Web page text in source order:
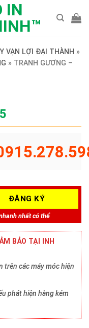
VẠN LỢI ĐẠI THÀNH »
» TRANH GƯƠNG –
nhất có thể
BẢO TẠI INH
trên các máy móc hiện
phát hiện hàng kém